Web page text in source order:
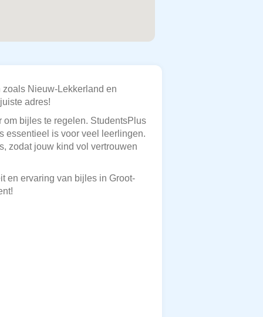
Nieuw-Lekkerland en
adres!
om bijles te regelen. StudentsPlus
essentieel is voor veel leerlingen.
zodat jouw kind vol vertrouwen
en ervaring van bijles in Groot-